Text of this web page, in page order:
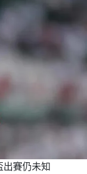
賽仍未知